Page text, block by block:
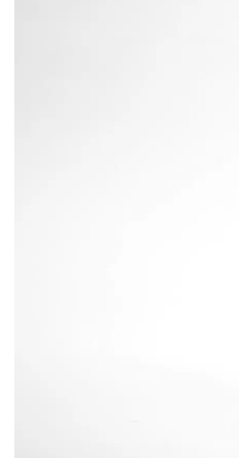
Das Kugelstoßen der Männer
schlug damit Regionalmeister
Meisterschaften, zu. Der
31 Zentimeter auf respektable
Bei der weiblichen Jugend A
m) und im Kugelstoßen mit